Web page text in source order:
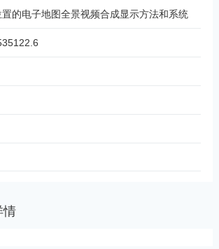
的电子地图全景视频合成显示方法和系统
情